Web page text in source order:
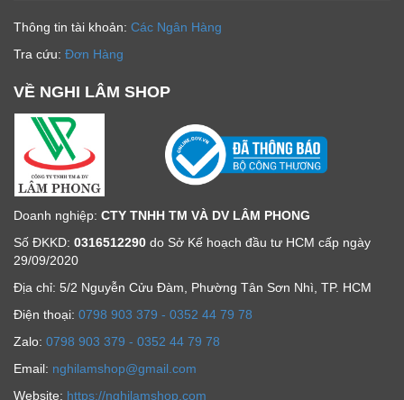
Thông tin tài khoản: Các Ngân Hàng
Tra cứu: Đơn Hàng
VỀ NGHI LÂM SHOP
Doanh nghiệp: CTY TNHH TM VÀ DV LÂM PHONG
Số ĐKKD: 0316512290 do Sở Kế hoạch đầu tư HCM cấp ngày
29/09/2020
Địa chỉ: 5/2 Nguyễn Cửu Đàm, Phường Tân Sơn Nhì, TP. HCM
Ðiện thoại: 0798 903 379 - 0352 44 79 78
Zalo: 0798 903 379 - 0352 44 79 78
Email: nghilamshop@gmail.com
Website: https://nghilamshop.com